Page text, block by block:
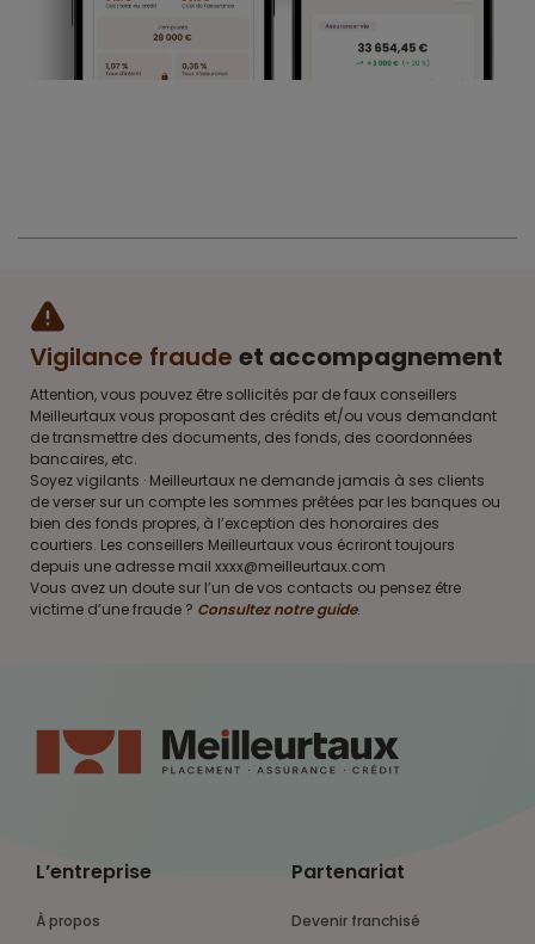
Vigilance fraude et accompagnement
Attention, vous pouvez être sollicités par de faux conseillers
Meilleurtaux vous proposant des crédits et/ou vous demandant
de transmettre des documents, des fonds, des coordonnées
bancaires, etc.
Soyez vigilants · Meilleurtaux ne demande jamais à ses clients
de verser sur un compte les sommes prêtées par les banques ou
bien des fonds propres, à l’exception des honoraires des
courtiers. Les conseillers Meilleurtaux vous écriront toujours
depuis une adresse mail xxxx@meilleurtaux.com
Vous avez un doute sur l’un de vos contacts ou pensez être
victime d’une fraude ? Consultez notre guide.
L’entreprise
À propos
Partenariat
Devenir franchisé